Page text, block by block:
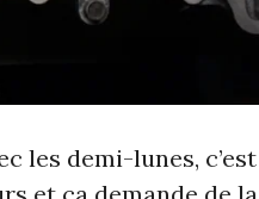
les demi-lunes, c’est